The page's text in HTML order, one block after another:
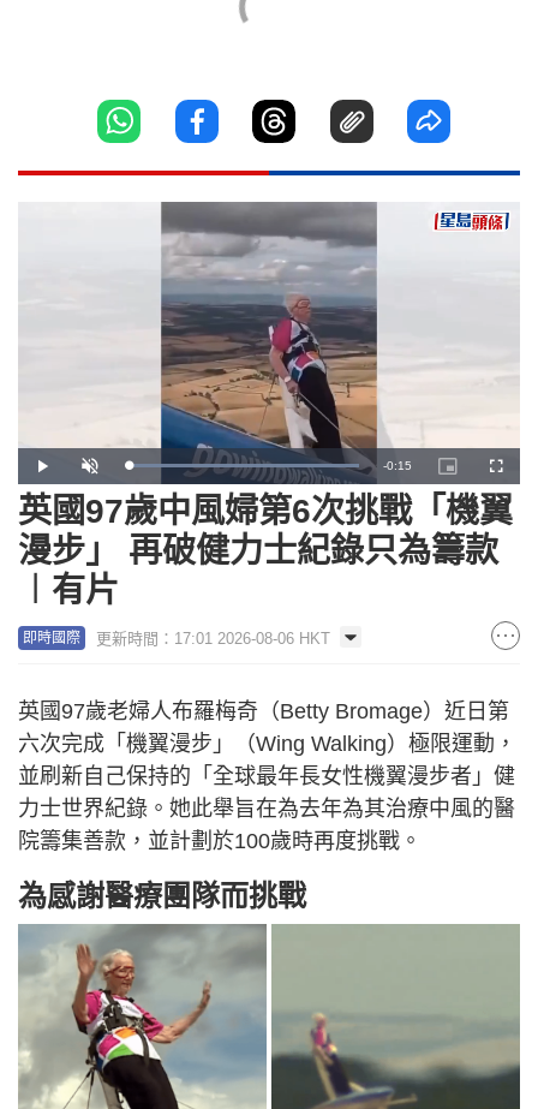
Play Unmute Loaded:
100.00%
Remaining
Time
-0:15
Picture-
in-
Picture
英國97歲中風婦第6次挑戰「機翼
漫步」 再破健力士紀錄只為籌款
︱有片
即時國際 更新時間：17:01 2026-08-06 HKT
英國97歲老婦人布羅梅奇（Betty Bromage）近日第
六次完成「機翼漫步」（Wing Walking）極限運動，
並刷新自己保持的「全球最年長女性機翼漫步者」健
力士世界紀錄。她此舉旨在為去年為其治療中風的醫
院籌集善款，並計劃於100歲時再度挑戰。
為感謝醫療團隊而挑戰